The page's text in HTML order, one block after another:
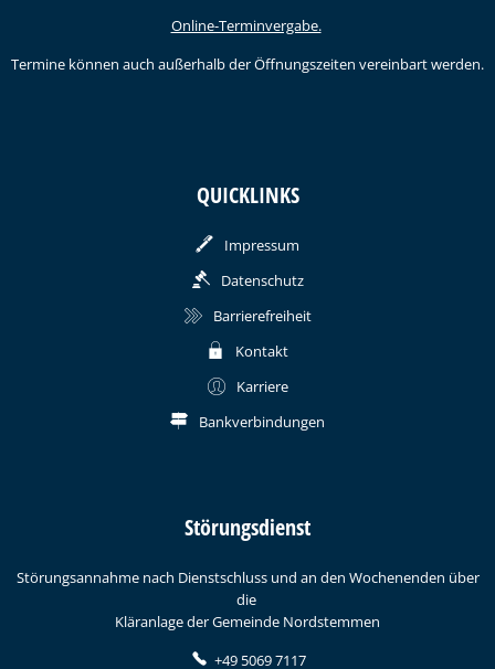
Online-Terminvergabe.
Termine können auch außerhalb der Öffnungszeiten vereinbart werden.
QUICKLINKS
Impressum
Datenschutz
Barrierefreiheit
Kontakt
Karriere
Bankverbindungen
Störungsdienst
Störungsannahme nach Dienstschluss und an den Wochenenden über
die
Kläranlage der Gemeinde Nordstemmen
+49 5069 7117